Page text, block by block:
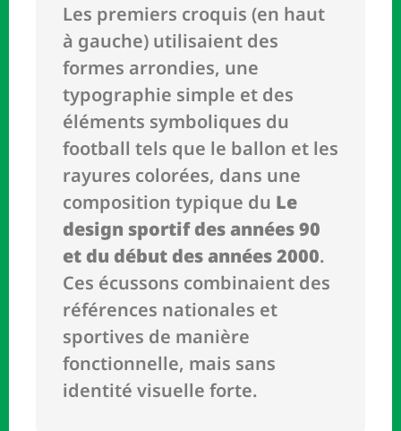
Les premiers croquis (en haut
à gauche) utilisaient des
formes arrondies, une
typographie simple et des
éléments symboliques du
football tels que le ballon et les
rayures colorées, dans une
composition typique du Le
design sportif des années 90
et du début des années 2000.
Ces écussons combinaient des
références nationales et
sportives de manière
fonctionnelle, mais sans
identité visuelle forte.